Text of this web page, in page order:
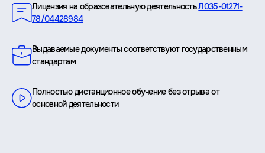
Лицензия на образовательную деятельностьЛ035-01271-
78/04428984
Выдаваемые документы соответствуют государственным
стандартам
Полностью дистанционное обучение без отрыва от
основной деятельности